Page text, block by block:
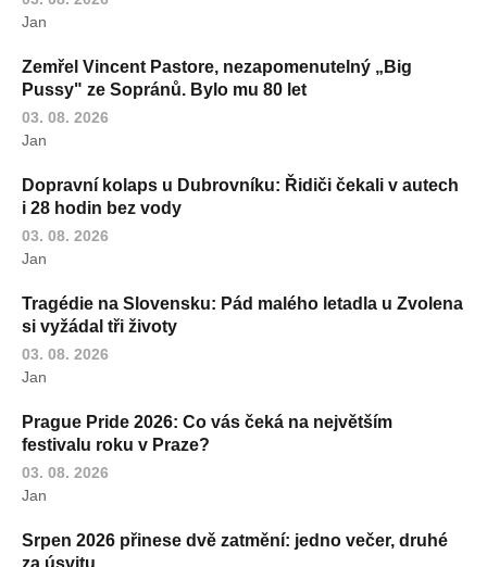
Jan
Zemřel Vincent Pastore, nezapomenutelný „Big
Pussy" ze Sopránů. Bylo mu 80 let
03. 08. 2026
Jan
Dopravní kolaps u Dubrovníku: Řidiči čekali v autech
i 28 hodin bez vody
03. 08. 2026
Jan
Tragédie na Slovensku: Pád malého letadla u Zvolena
si vyžádal tři životy
03. 08. 2026
Jan
Prague Pride 2026: Co vás čeká na největším
festivalu roku v Praze?
03. 08. 2026
Jan
Srpen 2026 přinese dvě zatmění: jedno večer, druhé
za úsvitu